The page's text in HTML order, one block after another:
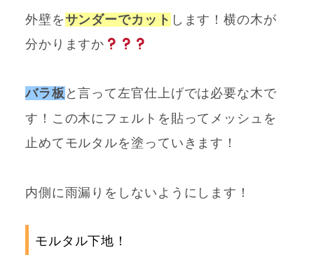
外壁をサンダーでカット します！横の木が
分かりますか
バラ板 と言って左官仕上げでは必要な木で
す！この木にフェルトを貼って メッシュを
止めてモルタルを塗っていきます！
内側に雨漏りをしないようにします！
モルタル下地！